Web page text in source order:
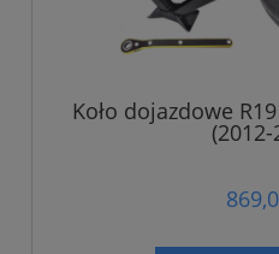
Koło dojazdowe
(2012-